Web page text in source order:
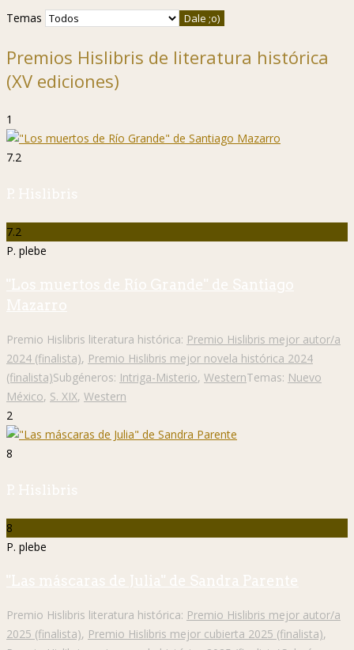
Temas
Premios Hislibris de literatura histórica
(XV ediciones)
1
7.2
P. Hislibris
7.2
P. plebe
"Los muertos de Río Grande" de Santiago
Mazarro
Premio Hislibris literatura histórica: Premio Hislibris mejor autor/a
2024 (finalista), Premio Hislibris mejor novela histórica 2024
(finalista)Subgéneros: Intriga-Misterio, WesternTemas: Nuevo
México, S. XIX, Western
2
8
P. Hislibris
8
P. plebe
"Las máscaras de Julia" de Sandra Parente
Premio Hislibris literatura histórica: Premio Hislibris mejor autor/a
2025 (finalista), Premio Hislibris mejor cubierta 2025 (finalista),